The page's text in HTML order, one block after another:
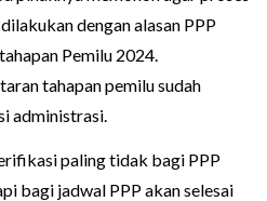
dengan alasan PPP
Pemilu 2024.
tahapan pemilu sudah
administrasi.
paling tidak bagi PPP
bagi jadwal PPP akan selesai